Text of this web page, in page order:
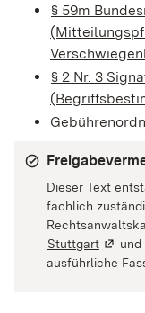
§ 59m
§ 2 Nr. 3
Dieser Text
fachlich
Stuttgart (Wird
und
ausführliche